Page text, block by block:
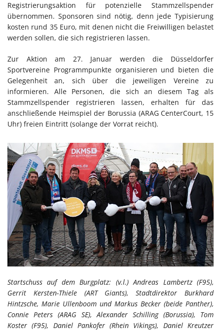
Registrierungsaktion für potenzielle Stammzellspender
übernommen. Sponsoren sind nötig, denn jede Typisierung
kosten rund 35 Euro, mit denen nicht die Freiwilligen belastet
werden sollen, die sich registrieren lassen.
Zur Aktion am 27. Januar werden die Düsseldorfer
Sportvereine Programmpunkte organisieren und bieten die
Gelegenheit an, sich über die jeweiligen Vereine zu
informieren. Alle Personen, die sich an diesem Tag als
Stammzellspender registrieren lassen, erhalten für das
anschließende Heimspiel der Borussia (ARAG CenterCourt, 15
Uhr) freien Eintritt (solange der Vorrat reicht).
Startschuss auf dem Burgplatz: (v.l.) Andreas Lambertz (F95),
Gerrit Kersten-Thiele (ART Giants), Stadtdirektor Burkhard
Hintzsche, Marie Ullenboom und Markus Becker (beide Panther),
Connie Peters (ARAG SE), Alexander Schilling (Borussia), Tom
Koster (F95), Daniel Pankofer (Rhein Vikings), Daniel Kreutzer